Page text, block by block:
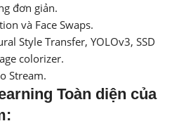
đơn giản.
và Face Swaps.
Style Transfer, YOLOv3, SSD
colorizer.
Stream.
Toàn diện của